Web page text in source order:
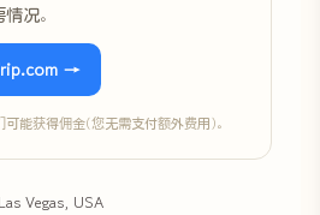
况。
→
能获得佣金(您无需支付额外费用)。
Las Vegas, USA